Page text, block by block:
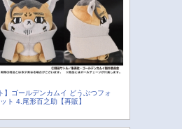
】ゴールデンカムイ どうぶつフォ
ト 4.尾形百之助【再販】